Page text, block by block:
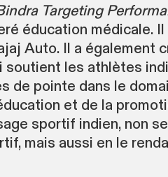
Targeting
éducation médicale.
Auto. Il a également
les athlètes
de pointe dans le
et de la
sportif indien, non
mais aussi en le